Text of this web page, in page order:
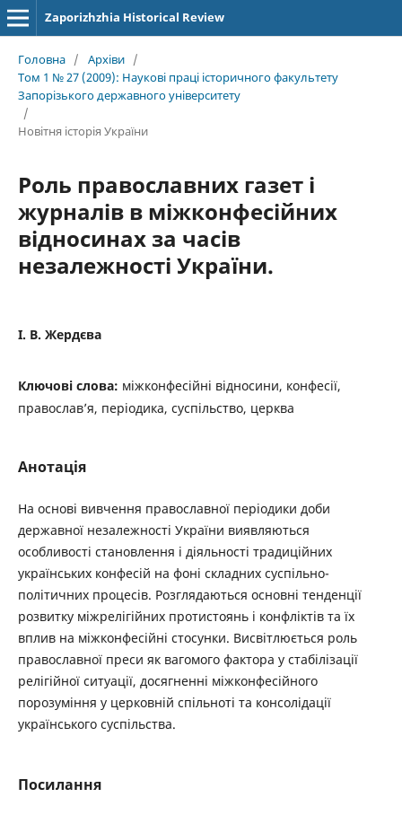
Zaporizhzhia Historical Review
Головна / Архіви /
Том 1 № 27 (2009): Наукові праці історичного факультету
Запорізького державного університету
/
Новітня історія України
Роль православних газет і
журналів в міжконфесійних
відносинах за часів
незалежності України.
І. В. Жердєва
Ключові слова: міжконфесійні відносини, конфесії,
православ’я, періодика, суспільство, церква
Анотація
На основі вивчення православної періодики доби
державної незалежності України виявляються
особливості становлення і діяльності традиційних
українських конфесій на фоні складних суспільно-
політичних процесів. Розглядаються основні тенденції
розвитку міжрелігійних протистоянь і конфліктів та їх
вплив на міжконфесійні стосунки. Висвітлюється роль
православної преси як вагомого фактора у стабілізації
релігійної ситуації, досягненні міжконфесійного
порозуміння у церковній спільноті та консолідації
українського суспільства.
Посилання